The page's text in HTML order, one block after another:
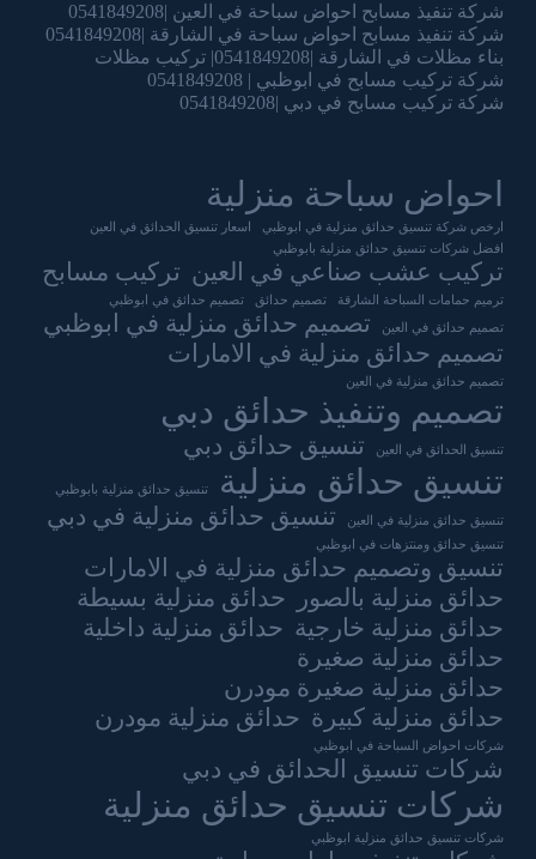
شركة تنفيذ مسابح احواض سباحة في العين |0541849208
شركة تنفيذ مسابح احواض سباحة في الشارقة |0541849208
بناء مظلات في الشارقة |0541849208| تركيب مظلات
شركة تركيب مسابح في ابوظبي | 0541849208
شركة تركيب مسابح في دبي |0541849208
احواض سباحة منزلية
ارخص شركة تنسيق حدائق منزلية في ابوظبي
اسعار تنسيق الحدائق في العين
افضل شركات تنسيق حدائق منزلية بابوظبي
تركيب عشب صناعي في العين تركيب مسابح
ترميم حمامات السباحة الشارقة تصميم حدائق تصميم حدائق في ابوظبي
تصميم حدائق في العين
تصميم حدائق منزلية في ابوظبي
تصميم حدائق منزلية في الامارات
تصميم حدائق منزلية في العين
تصميم وتنفيذ حدائق دبي
تنسيق الحدائق في العين تنسيق حدائق دبي
تنسيق حدائق منزلية تنسيق حدائق منزلية بابوظبي
تنسيق حدائق منزلية في العين تنسيق حدائق منزلية في دبي
تنسيق حدائق ومنتزهات في ابوظبي
تنسيق وتصميم حدائق منزلية في الامارات
حدائق منزلية بالصور
حدائق منزلية بسيطة
حدائق منزلية خارجية حدائق منزلية داخلية
حدائق منزلية صغيرة
حدائق منزلية صغيرة مودرن
حدائق منزلية كبيرة حدائق منزلية مودرن
شركات احواض السباحة في ابوظبي
شركات تنسيق الحدائق في دبي
شركات تنسيق حدائق منزلية
شركات تنسيق حدائق منزلية ابوظبي